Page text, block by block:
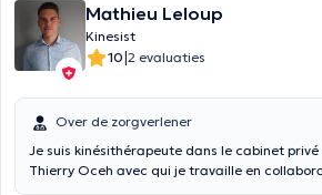
Mathieu Leloup
Kinesist
10|2 evaluaties
Over de zorgverlener
Je suis kinésithérapeute dans le cabinet
Thierry Oceh avec qui je travaille en